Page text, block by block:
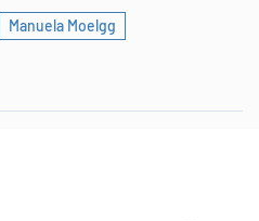
Manuela Moelgg